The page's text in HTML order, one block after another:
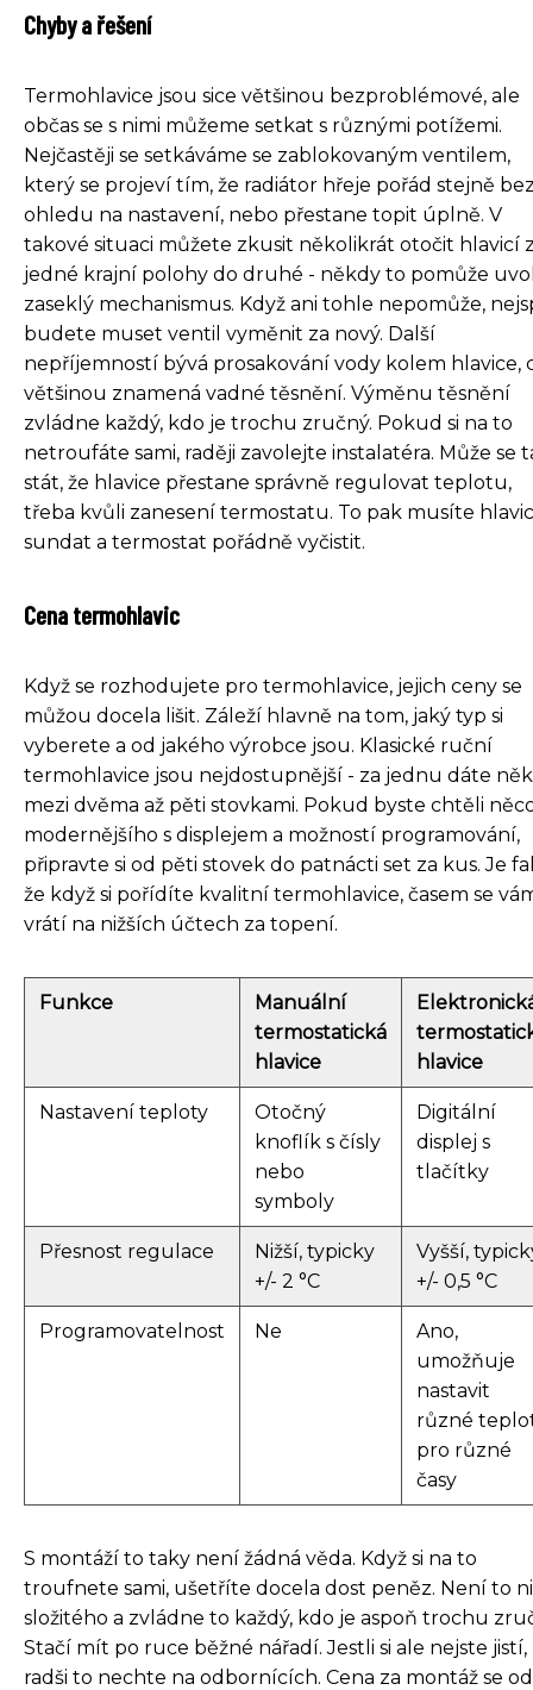
Chyby a řešení
Termohlavice jsou sice většinou bezproblémové, ale
občas se s nimi můžeme setkat s různými potížemi.
Nejčastěji se setkáváme se zablokovaným ventilem,
který se projeví tím, že radiátor hřeje pořád stejně
ohledu na nastavení, nebo přestane topit úplně. V
takové situaci můžete zkusit několikrát otočit hlavicí
jedné krajní polohy do druhé - někdy to pomůže
zaseklý mechanismus. Když ani tohle nepomůže,
budete muset ventil vyměnit za nový. Další
nepříjemností bývá prosakování vody kolem hlavice,
většinou znamená vadné těsnění. Výměnu těsnění
zvládne každý, kdo je trochu zručný. Pokud si na to
netroufáte sami, raději zavolejte instalatéra. Může se
stát, že hlavice přestane správně regulovat teplotu,
třeba kvůli zanesení termostatu. To pak musíte
sundat a termostat pořádně vyčistit.
Cena termohlavic
Když se rozhodujete pro termohlavice, jejich ceny se
můžou docela lišit. Záleží hlavně na tom, jaký typ si
vyberete a od jakého výrobce jsou. Klasické ruční
termohlavice jsou nejdostupnější - za jednu dáte
mezi dvěma až pěti stovkami. Pokud byste chtěli
modernějšího s displejem a možností programování,
připravte si od pěti stovek do patnácti set za kus. Je
že když si pořídíte kvalitní termohlavice, časem se
vrátí na nižších účtech za topení.
Funkce
Manuální
termostatická
hlavice
hlavice
Nastavení teploty
Otočný
knoflík s čísly
nebo
symboly
Digitální
displej s
tlačítky
Přesnost regulace
Nižší, typicky
+/- 2 °C
Vyšší,
+/- 0,5 °C
Programovatelnost Ne
Ano,
umožňuje
nastavit
různé
pro různé
časy
S montáží to taky není žádná věda. Když si na to
troufnete sami, ušetříte docela dost peněz. Není to
složitého a zvládne to každý, kdo je aspoň trochu
Stačí mít po ruce běžné nářadí. Jestli si ale nejste jistí,
radši to nechte na odbornících. Cena za montáž se